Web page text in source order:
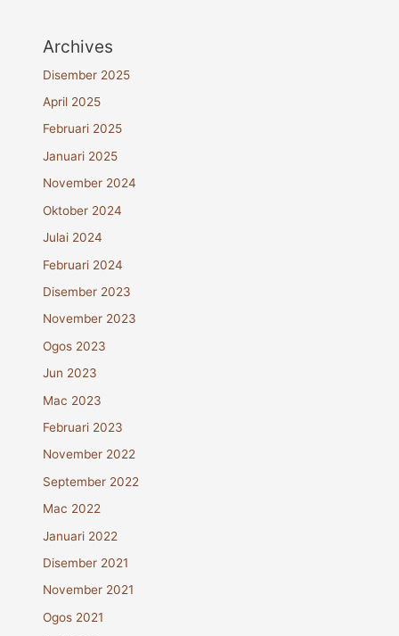
Archives
Disember 2025
April 2025
Februari 2025
Januari 2025
November 2024
Oktober 2024
Julai 2024
Februari 2024
Disember 2023
November 2023
Ogos 2023
Jun 2023
Mac 2023
Februari 2023
November 2022
September 2022
Mac 2022
Januari 2022
Disember 2021
November 2021
Ogos 2021